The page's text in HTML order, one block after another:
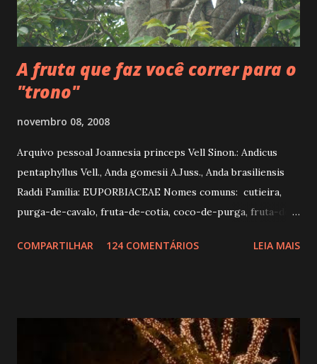
A fruta que faz você correr para o
"trono"
novembro 08, 2008
Arquivo pessoal Joannesia princeps Vell Sinon.: Andicus
pentaphyllus Vell., Anda gomesii A.Juss., Anda brasiliensis
Raddi Família: EUPORBIACEAE Nomes comuns: cutieira,
purga-de-cavalo, fruta-de-cotia, coco-de-purga, fruta-de-
GERAIS Árvore de 15 a 20 m de altura, com casca cinzenta,
Fruto drupáceo, globoso, de até 20 cm de comprimento.
OBSERVAÇÕES ECOLÓGICAS E OCORRÊNCIA Espécie
COMPARTILHAR 124 COMENTÁRIOS LEIA MAIS